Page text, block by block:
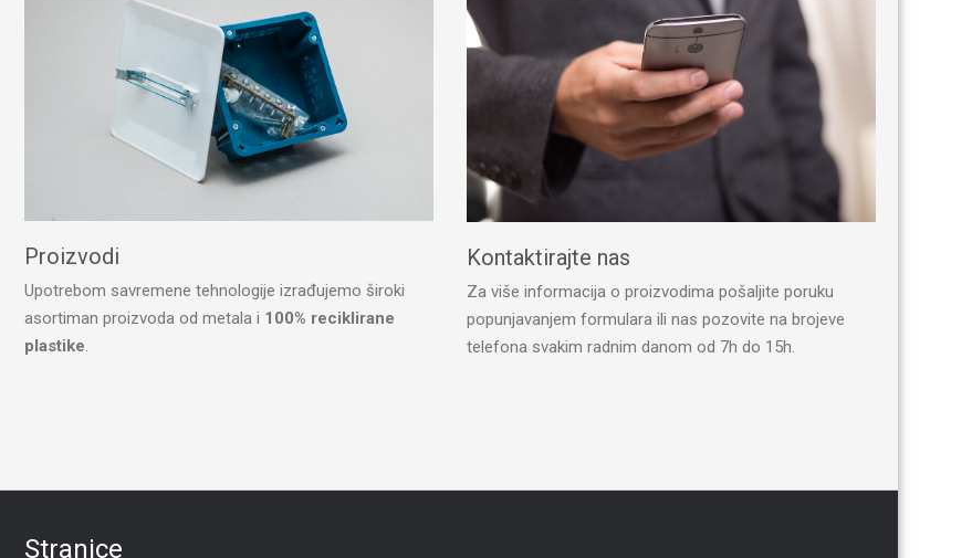
Proizvodi
Upotrebom savremene tehnologije izrađujemo široki
asortiman proizvoda od metala i 100% reciklirane
plastike.
Kontaktirajte nas
Za više informacija o proizvodima pošaljite poruku
popunjavanjem formulara ili nas pozovite na brojeve
telefona svakim radnim danom od 7h do 15h.
Stranice